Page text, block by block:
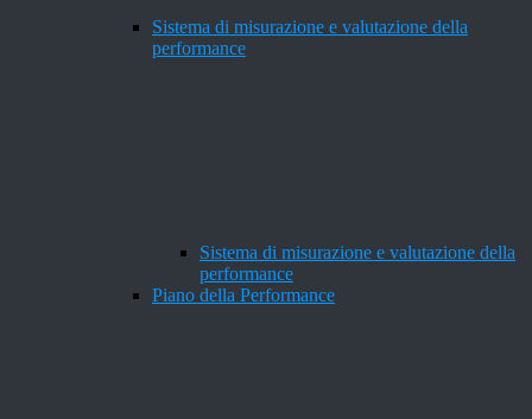
Sistema di misurazione e valutazione della
performance
Sistema di misurazione e valutazione della
performance
Piano della Performance